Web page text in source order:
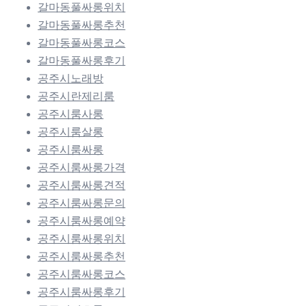
갈마동풀싸롱위치
갈마동풀싸롱추천
갈마동풀싸롱코스
갈마동풀싸롱후기
공주시노래방
공주시란제리룸
공주시룸사롱
공주시룸살롱
공주시룸싸롱
공주시룸싸롱가격
공주시룸싸롱견적
공주시룸싸롱문의
공주시룸싸롱예약
공주시룸싸롱위치
공주시룸싸롱추천
공주시룸싸롱코스
공주시룸싸롱후기